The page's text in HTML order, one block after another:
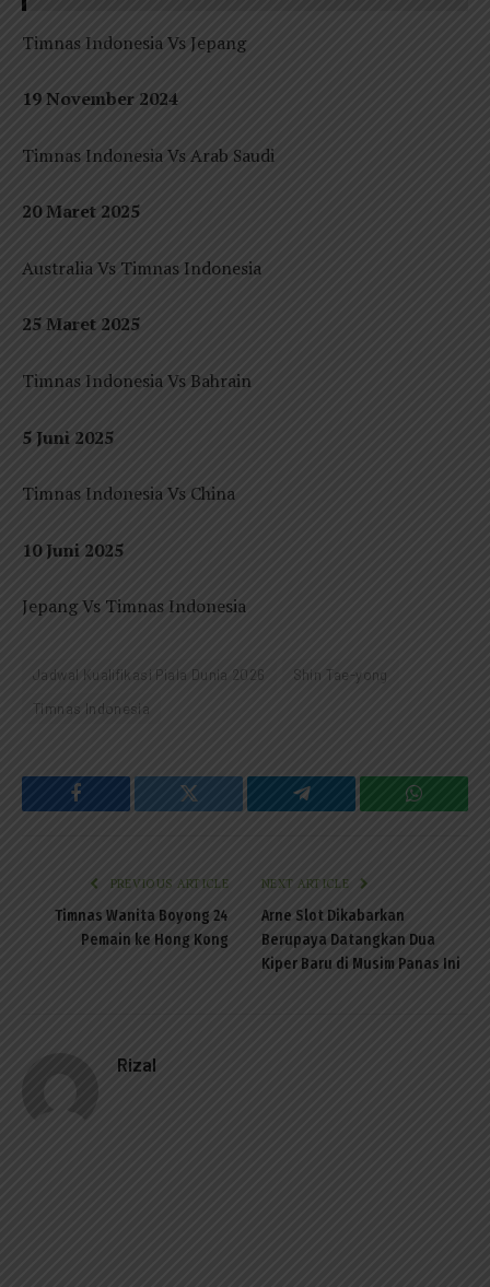
Timnas Indonesia Vs Jepang
19 November 2024
Timnas Indonesia Vs Arab Saudi
20 Maret 2025
Australia Vs Timnas Indonesia
25 Maret 2025
Timnas Indonesia Vs Bahrain
5 Juni 2025
Timnas Indonesia Vs China
10 Juni 2025
Jepang Vs Timnas Indonesia
Jadwal Kualifikasi Piala Dunia 2026
Shin Tae-yong
Timnas Indonesia
Facebook Twitter Telegram
PREVIOUS ARTICLE
Timnas Wanita Boyong 24
Pemain ke Hong Kong
NEXT ARTICLE
Arne Slot Dikabarkan
Berupaya Datangkan Dua
Kiper Baru di Musim Panas Ini
Rizal